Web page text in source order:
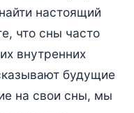
настоящий
что сны часто
внутренних
будущие
на свои сны, мы